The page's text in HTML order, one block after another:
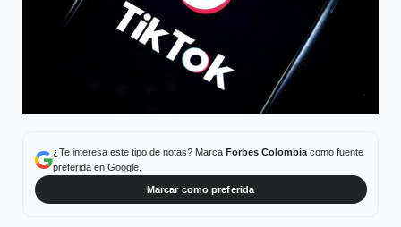
¿Te interesa este tipo de notas? Marca Forbes Colombiacomo fuente
preferida en Google.
Marcar como preferida